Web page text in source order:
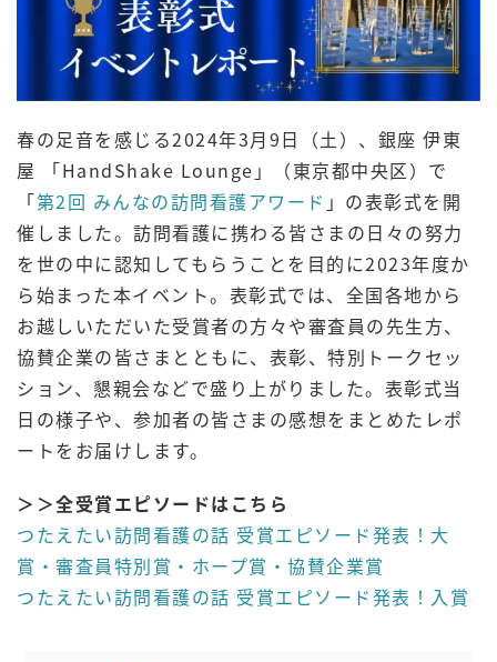
春の足音を感じる2024年3月9日（土）、銀座 伊東
屋 「HandShake Lounge」（東京都中央区）で
「第2回 みんなの訪問看護アワード 」の表彰式を開
催しました。訪問看護に携わる皆さまの日々の努力
を世の中に認知してもらうことを目的に2023年度か
ら始まった本イベント。表彰式では、全国各地から
お越しいただいた受賞者の方々や審査員の先生方、
協賛企業の皆さまとともに、表彰、特別トークセッ
ション、懇親会などで盛り上がりました。表彰式当
日の様子や、参加者の皆さまの感想をまとめたレポ
ートをお届けします。
＞＞全受賞エピソードはこちら
つたえたい訪問看護の話 受賞エピソード発表！大
賞・審査員特別賞・ホープ賞・協賛企業賞
つたえたい訪問看護の話 受賞エピソード発表！入賞